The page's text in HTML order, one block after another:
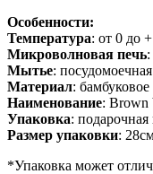
Особенности:
Температура: от 0 до
Микроволновая печь:
Мытье:
Материал:
Наименование: Brown
Упаковка: подарочная
Размер упаковки:
*Упаковка может